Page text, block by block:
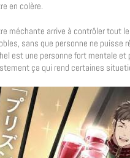
en colère.
méchante arrive à contrôler tout
sans que personne ne puisse
est une personne fort mentale et
ça qui rend certaines